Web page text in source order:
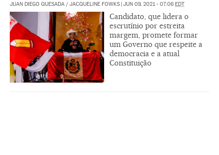
JUAN DIEGO QUESADA / JACQUELINE FOWKS | JUN 09, 2021 - 07:06 EDT
Candidato, que lidera o
escrutínio por estreita
margem, promete formar
um Governo que respeite a
democracia e a atual
Constituição